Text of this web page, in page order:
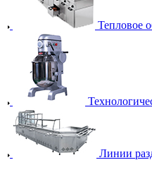
Тепловое
Линии